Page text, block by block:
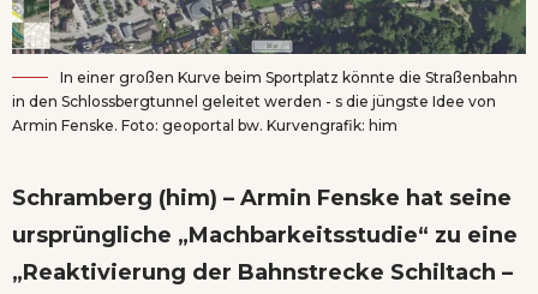
In einer großen Kurve beim Sportplatz könnte die Straßenbahn
in den Schlossbergtunnel geleitet werden - s die jüngste Idee von
Armin Fenske. Foto: geoportal bw. Kurvengrafik: him
Schramberg (him) – Armin Fenske hat seine
ursprüngliche „Machbarkeitsstudie“ zu eine
„Reaktivierung der Bahnstrecke Schiltach –